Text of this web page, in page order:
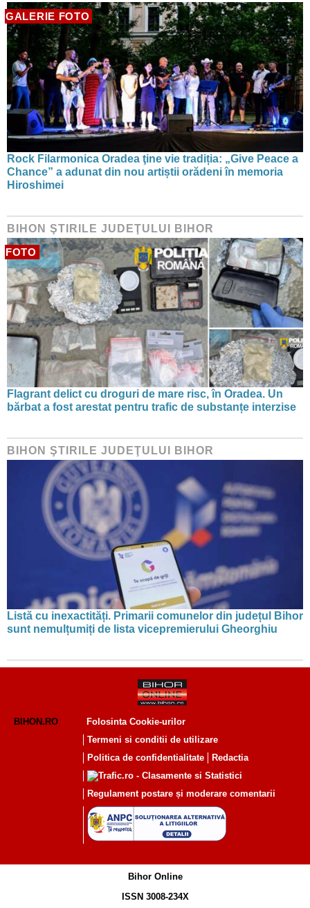
GALERIE FOTO
Rock Filarmonica Oradea ţine vie tradiția: „Give Peace a
Chance” a adunat din nou artiștii orădeni în memoria
Hiroshimei
BIHON ŞTIRILE JUDEŢULUI BIHOR
FOTO
Flagrant delict cu droguri de mare risc, în Oradea. Un
bărbat a fost arestat pentru trafic de substanțe interzise
BIHON ŞTIRILE JUDEŢULUI BIHOR
Listă cu inexactități. Primarii comunelor din județul Bihor
sunt nemulțumiți de lista vicepremierului Gheorghiu
BIHON.RO
Folosinta Cookie-urilor
Termeni si conditii de utilizare
Politica de confidentialitate
Redactia
Regulament postare și moderare comentarii
Bihor Online
ISSN 3008-234X